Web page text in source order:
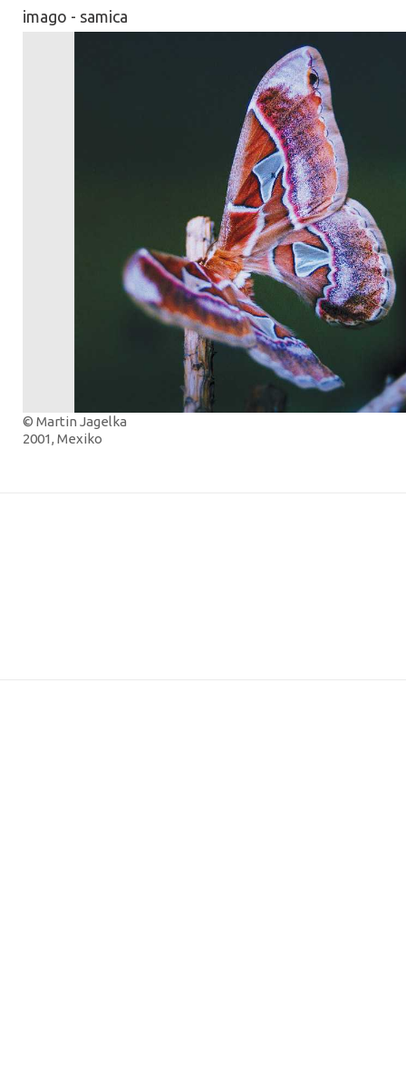
imago - samica
© Martin Jagelka
2001, Mexiko